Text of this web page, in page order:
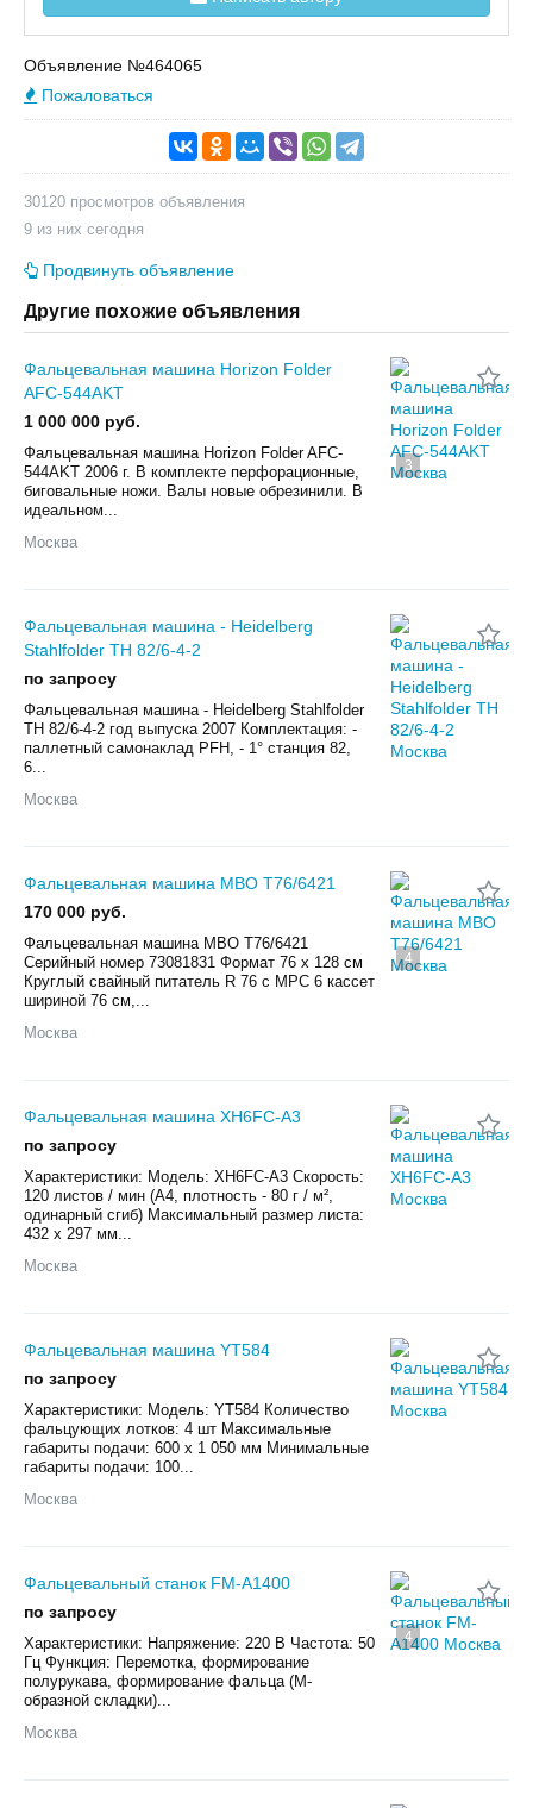
Объявление №464065
Пожаловаться
30120 просмотров объявления
9 из них сегодня
Продвинуть объявление
Другие похожие объявления
3
Фальцевальная машина Horizon Folder
AFC-544AKT
1 000 000 руб.
Фальцевальная машина Horizon Folder AFC-
544AKT 2006 г. В комплекте перфорационные,
биговальные ножи. Валы новые обрезинили. В
идеальном...
Москва
Фальцевальная машина - Heidelberg
Stahlfolder TH 82/6-4-2
по запросу
Фальцевальная машина - Heidelberg Stahlfolder
TH 82/6-4-2 год выпуска 2007 Комплектация: -
паллетный самонаклад PFH, - 1° станция 82,
6...
Москва
4
Фальцевальная машина MBO T76/6421
170 000 руб.
Фальцевальная машина MBO T76/6421
Серийный номер 73081831 Формат 76 x 128 см
Круглый свайный питатель R 76 с MPC 6 кассет
шириной 76 см,...
Москва
Фальцевальная машина XH6FC-A3
по запросу
Характеристики: Модель: XH6FC-A3 Скорость:
120 листов / мин (А4, плотность - 80 г / м²,
одинарный сгиб) Максимальный размер листа:
432 х 297 мм...
Москва
Фальцевальная машина YT584
по запросу
Характеристики: Модель: YT584 Количество
фальцующих лотков: 4 шт Максимальные
габариты подачи: 600 х 1 050 мм Минимальные
габариты подачи: 100...
Москва
4
Фальцевальный станок FM-A1400
по запросу
Характеристики: Напряжение: 220 В Частота: 50
Гц Функция: Перемотка, формирование
полурукава, формирование фальца (М-
образной складки)...
Москва